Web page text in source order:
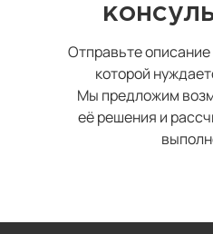
Отправьте
которой
Мы предложим
её решения и